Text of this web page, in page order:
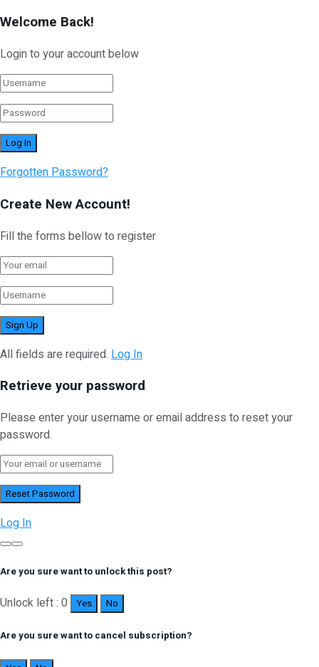
Welcome Back!
Login to your account below
Forgotten Password?
Create New Account!
Fill the forms bellow to register
All fields are required. Log In
Retrieve your password
Please enter your username or email address to reset your
password.
Log In
Are you sure want to unlock this post?
Unlock left : 0 Yes No
Are you sure want to cancel subscription?